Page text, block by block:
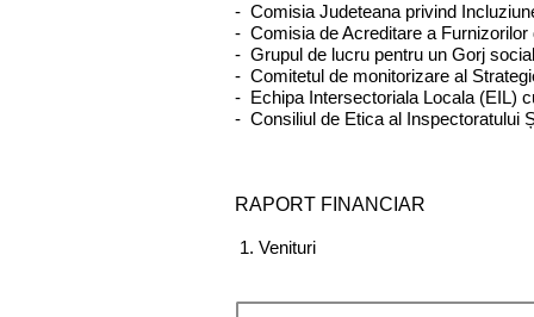
- Comisia Judeteana privind
- Comisia de Acreditare a
- Grupul de lucru pentru un Gorj
- Comitetul de monitorizare al
- Echipa Intersectoriala Locala (EIL)
- Consiliul de Etica al Inspectoratului
RAPORT FINANCIAR
1. Venituri